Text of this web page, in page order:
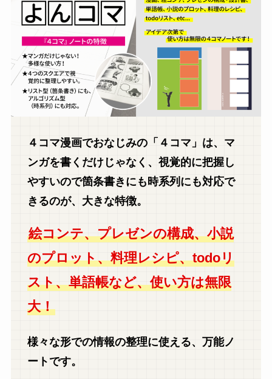
４コマ漫画でおなじみの「４コマ」は、マ
ンガを書くだけじゃなく、 視覚的に把握し
やすいので箇条書きにも時系列にも対応で
きるのが、大きな特徴。
絵コンテ、プレゼンの構成、小説
のプロット、料理レシピ、todoリ
スト、単語帳など、使い方は無限
大！
様々な形での情報の整理に使える、万能ノ
ートです。